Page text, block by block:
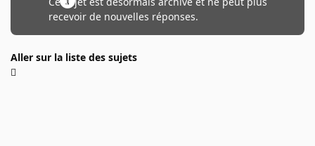
recevoir de nouvelles réponses.
Aller sur la liste des sujets